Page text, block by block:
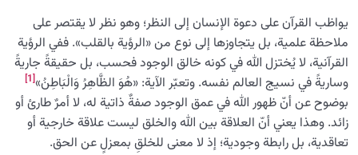
يواظب القرآن على دعوة الإنسان إلى النظر؛ وهو نظر لا يقتصر على
ملاحظة علمية، بل يتجاوزها إلى نوع من «الرؤية بالقلب». ففي الرؤية
القرآنية، لا يُختزل الله في كونه خالق الوجود فحسب، بل حقيقةً جاريةً
وساريةً في نسيج العالم نفسه. وتعبّر الآية: «هُوَ الظَّاهِرُ وَالْبَاطِنُ»[1]
بوضوح عن أنّ ظهور الله في عمق الوجود صفةٌ ذاتية له، لا أمرٌ طارئ أو
زائد. وهذا يعني أنّ العلاقة بين الله والخلق ليست علاقة خارجية أو
تعاقدية، بل رابطة وجودية؛ إذ لا معنى للخلقِ بمعزلٍ عن الحق.